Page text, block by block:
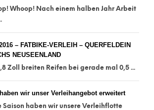
Whoop! Nach einem halben Jahr Arbeit
– FATBIKE-VERLEIH – QUERFELDEIN
NEUSEENLAND
Zoll breiten Reifen bei gerade mal 0,5 ...
wir unser Verleihangebot erweitert
Saison haben wir unsere Verleihflotte